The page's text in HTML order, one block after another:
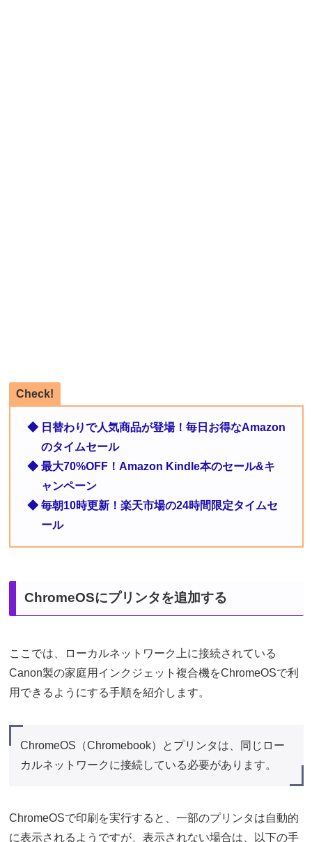
Check!
◆ 日替わりで人気商品が登場！毎日お得なAmazon
のタイムセール
◆ 最大70%OFF！Amazon Kindle本のセール&キ
ャンペーン
◆ 毎朝10時更新！楽天市場の24時間限定タイムセ
ール
ChromeOSにプリンタを追加する
ここでは、ローカルネットワーク上に接続されている
Canon製の家庭用インクジェット複合機をChromeOSで利
用できるようにする手順を紹介します。
ChromeOS（Chromebook）とプリンタは、同じロー
カルネットワークに接続している必要があります。
ChromeOSで印刷を実行すると、一部のプリンタは自動的
に表示されるようですが、表示されない場合は、以下の手